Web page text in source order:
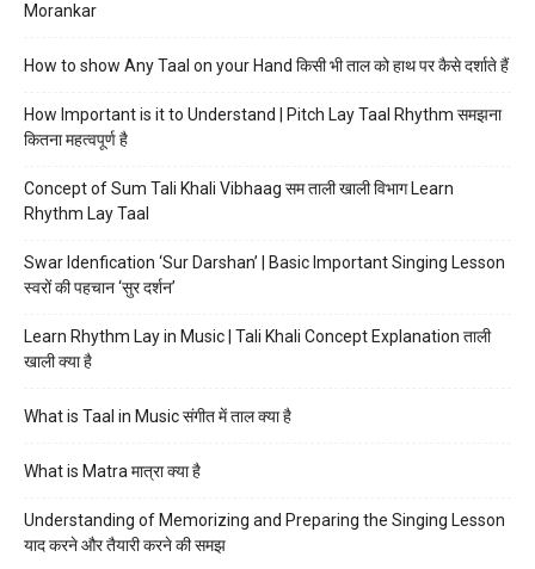
Morankar
How to show Any Taal on your Hand किसी भी ताल को हाथ पर कैसे दर्शाते हैं
How Important is it to Understand | Pitch Lay Taal Rhythm समझना
कितना महत्वपूर्ण है
Concept of Sum Tali Khali Vibhaag सम ताली खाली विभाग Learn
Rhythm Lay Taal
Swar Idenfication ‘Sur Darshan’ | Basic Important Singing Lesson
स्वरों की पहचान ‘सुर दर्शन’
Learn Rhythm Lay in Music | Tali Khali Concept Explanation ताली
खाली क्या है
What is Taal in Music संगीत में ताल क्या है
What is Matra मात्रा क्या है
Understanding of Memorizing and Preparing the Singing Lesson
याद करने और तैयारी करने की समझ